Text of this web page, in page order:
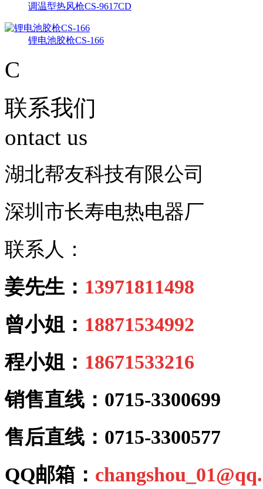
调温型热风枪CS-9617CD
锂电池胶枪CS-166
C
联系我们
ontact us
湖北帮友科技有限公司
深圳市长寿电热电器厂
联系人：
姜先生： 13971811498
曾小姐： 18871534992
程小姐： 18671533216
销售直线：0715-3300699
售后直线：0715-3300577
QQ邮箱：